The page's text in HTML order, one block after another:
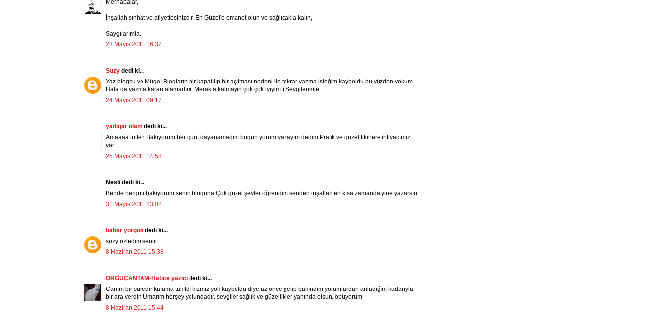
Merhabalar,
İnşallah sıhhat ve afiyettesinizdir. En Güzel'e emanet olun ve sağlıcakla kalın,
Saygılarımla.
23 Mayıs 2011 16:37
Suzy dedi ki...
Yaz blogcu ve Müge: Blogların bir kapatılıp bir açılması nedeni ile tekrar yazma isteğim kayboldu bu yüzden yokum.
Hala da yazma kararı alamadım. Merakta kalmayın çok çok iyiyim:) Sevgilerimle...
24 Mayıs 2011 09:17
yadigar olam dedi ki...
Amaaaa lütfen.Bakıyorum her gün, dayanamadım bugün yorum yazayım dedim.Pratik ve güzel fikirlere ihtiyacımız
var.
25 Mayıs 2011 14:58
Nesli dedi ki...
Bende hergün bakıyorum senin bloguna.Çok güzel şeyler öğrendim senden inşallah en kısa zamanda yine yazarsın.
31 Mayıs 2011 23:02
bahar yorgun dedi ki...
suzy özledim seniii
8 Haziran 2011 15:38
ÖRGÜÇANTAM-Hatice yazıcı dedi ki...
Canım bir süredir kafama takıldı kızmız yok kayboldu diye az önce gelip bakındim yorumlardan anladığım kadarıyla
bir ara verdin.Umarım herşey yolundadır. sevgiler sağlık ve güzellikler yanında olsun. öpüyorum
8 Haziran 2011 15:44